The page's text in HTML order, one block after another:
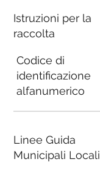
Istruzioni per la
raccolta
Codice di
identificazione
alfanumerico
Linee Guida
Municipali Locali